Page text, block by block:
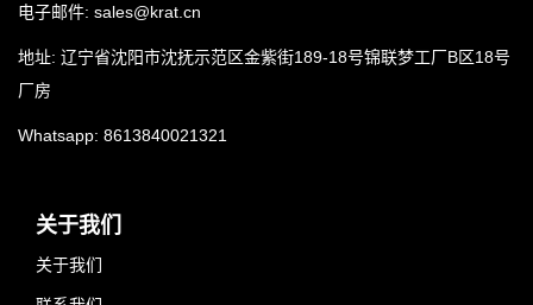
电子邮件: sales@krat.cn
地址: 辽宁省沈阳市沈抚示范区金紫街189-18号锦联梦工厂B区18号
厂房
Whatsapp: 8613840021321
关于我们
关于我们